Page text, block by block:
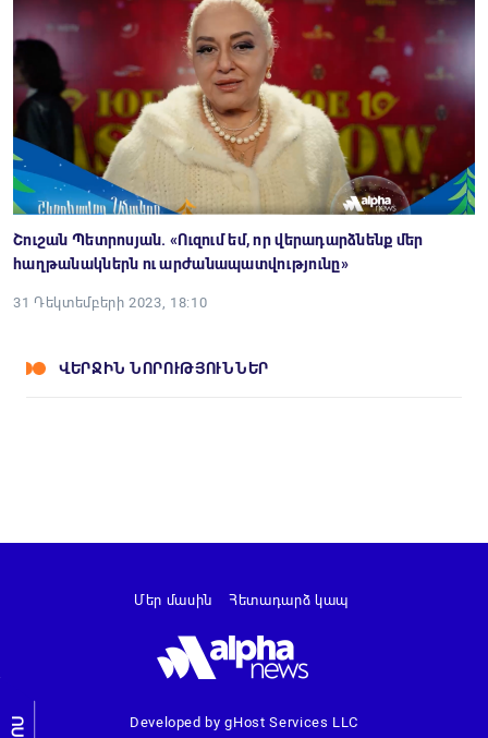
Շուշան Պետրոսյան. «Ուզում եմ, որ վերադարձնենք մեր
հաղթանակներն ու արժանապատվությունը»
31 Դեկտեմբերի 2023, 18:10
ՎԵՐՋԻՆ ՆՈՐՈՒԹՅՈՒՆՆԵՐ
Developed by gHost Services LLC
Մեր մասին Հետադարձ կապ